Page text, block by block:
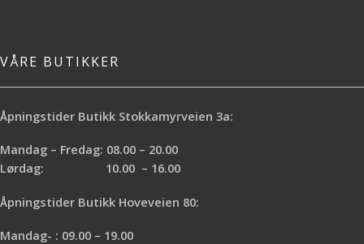
VÅRE BUTIKKER
Åpningstider Butikk Stokkamyrveien 3a:
Mandag – Fredag: 08.00 – 20.00
Lørdag: 10.00 – 16.00
Åpningstider Butikk Hoveveien 80:
Mandag- : 09.00 – 19.00